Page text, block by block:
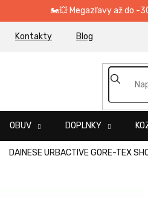
🏍️💥 Megazľavy až do -
Kontakty Blog
OBUV DOPLNKY
DAINESE URBACTIVE GORE-TEX